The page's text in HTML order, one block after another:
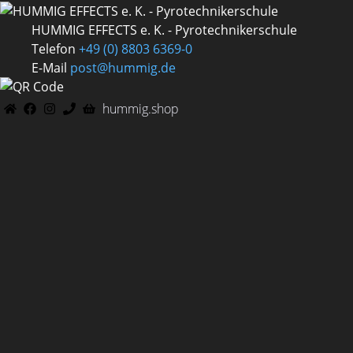
HUMMIG EFFECTS e. K. - Pyrotechnikerschule
Telefon +49 (0) 8803 6369-0
E-Mail post@hummig.de
hummig.shop